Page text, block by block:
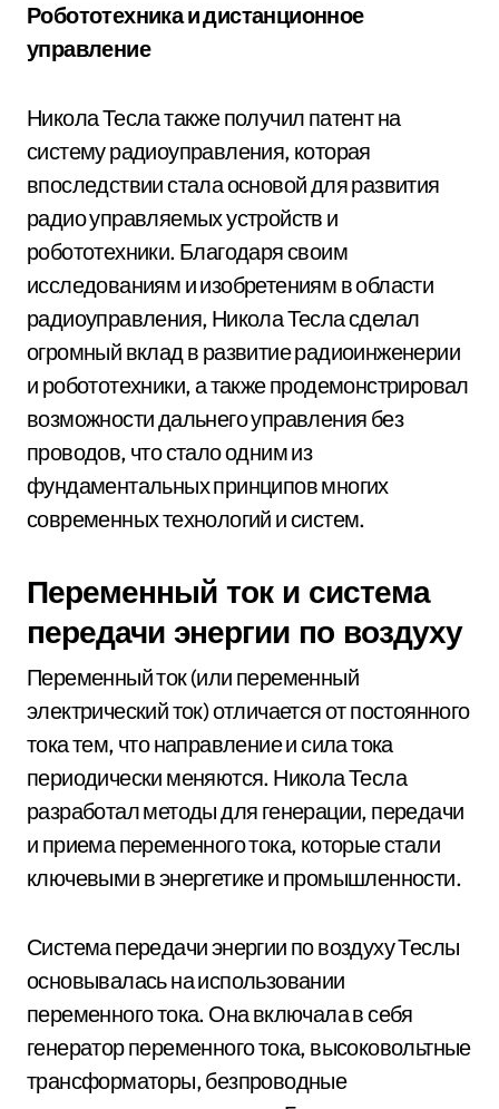
Робототехника и дистанционное
управление
Никола Тесла также получил патент на
систему радиоуправления, которая
впоследствии стала основой для развития
радио управляемых устройств и
робототехники. Благодаря своим
исследованиям и изобретениям в области
радиоуправления, Никола Тесла сделал
огромный вклад в развитие радиоинженерии
и робототехники, а также продемонстрировал
возможности дальнего управления без
проводов, что стало одним из
фундаментальных принципов многих
современных технологий и систем.
Переменный ток и система
передачи энергии по воздуху
Переменный ток (или переменный
электрический ток) отличается от постоянного
тока тем, что направление и сила тока
периодически меняются. Никола Тесла
разработал методы для генерации, передачи
и приема переменного тока, которые стали
ключевыми в энергетике и промышленности.
Система передачи энергии по воздуху Теслы
основывалась на использовании
переменного тока. Она включала в себя
генератор переменного тока, высоковольтные
трансформаторы, безпроводные